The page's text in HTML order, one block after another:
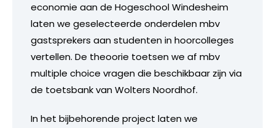
economie aan de Hogeschool Windesheim
laten we geselecteerde onderdelen mbv
gastsprekers aan studenten in hoorcolleges
vertellen. De theoorie toetsen we af mbv
multiple choice vragen die beschikbaar zijn via
de toetsbank van Wolters Noordhof.
In het bijbehorende project laten we